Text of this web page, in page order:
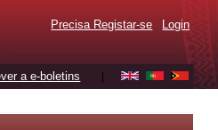
Precisa Registar-se Login
a e-boletins